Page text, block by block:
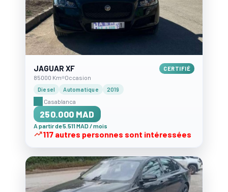
JAGUAR XF CERTIFIÉ
85000 Km Occasion
Diesel Automatique 2019
Casablanca
250.000 MAD
A partir de 5.511 MAD / mois
117 autres personnes sont intéressées